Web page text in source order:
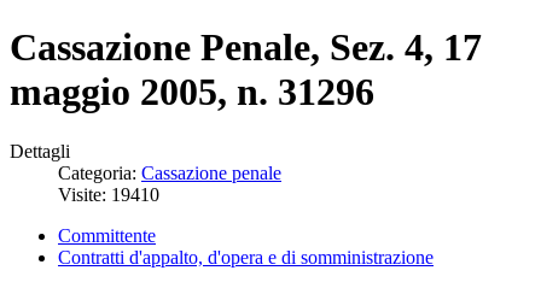
Cassazione Penale, Sez. 4, 17
maggio 2005, n. 31296
Dettagli
Categoria: Cassazione penale
Visite: 19410
Committente
Contratti d'appalto, d'opera e di somministrazione